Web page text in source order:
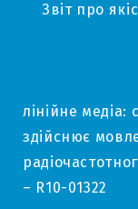
Звіт про
лінійне медіа:
здійснює
– R10-01322